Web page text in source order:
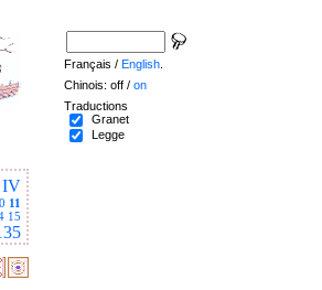
IV
11
15
Français / English
Chinois: off / on
Traductions
Granet
Legge